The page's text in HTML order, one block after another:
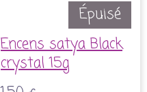
Épuisé
Encens satya Black
crystal 15g